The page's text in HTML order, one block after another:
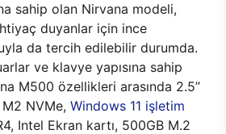
sahip olan Nirvana modeli,
duyanlar için ince
da tercih edilebilir durumda.
ve klavye yapısına sahip
M500 özellikleri arasında 2.5’’
M2 NVMe, Windows 11 işletim
Intel Ekran kartı, 500GB M.2